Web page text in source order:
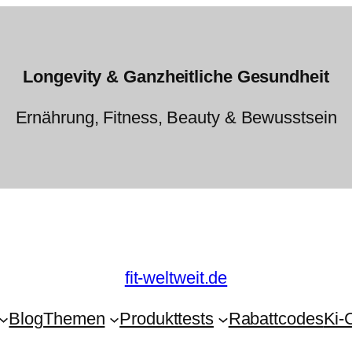
Longevity & Ganzheitliche Gesundheit
Ernährung, Fitness, Beauty & Bewusstsein
fit-weltweit.de
BlogThemen Produkttests RabattcodesKi-